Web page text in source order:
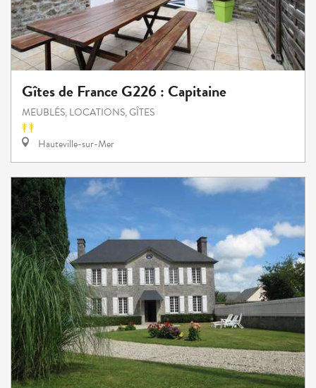
Gîtes de France G226 : Capitaine
MEUBLÉS, LOCATIONS, GÎTES
Hauteville-sur-Mer